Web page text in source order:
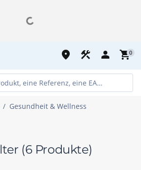
place construction person shopping_cart0
Gesundheit & Wellness
(6 Produkte)